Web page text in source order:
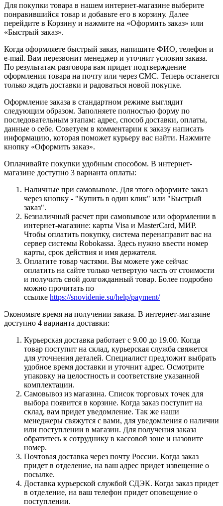
Для покупки товара в нашем интернет-магазине выберите
понравившийся товар и добавьте его в корзину. Далее
перейдите в Корзину и нажмите на «Оформить заказ» или
«Быстрый заказ».
Когда оформляете быстрый заказ, напишите ФИО, телефон и
e-mail. Вам перезвонит менеджер и уточнит условия заказа.
По результатам разговора вам придет подтверждение
оформления товара на почту или через СМС. Теперь останется
только ждать доставки и радоваться новой покупке.
Оформление заказа в стандартном режиме выглядит
следующим образом. Заполняете полностью форму по
последовательным этапам: адрес, способ доставки, оплаты,
данные о себе. Советуем в комментарии к заказу написать
информацию, которая поможет курьеру вас найти. Нажмите
кнопку «Оформить заказ».
Оплачивайте покупки удобным способом. В интернет-
магазине доступно 3 варианта оплаты:
Наличные при самовывозе. Для этого оформите заказ
через кнопку - "Купить в один клик" или "Быстрый
заказ".
Безналичный расчет при самовывозе или оформлении в
интернет-магазине: карты Visa и MasterCard, МИР.
Чтобы оплатить покупку, система перенаправит вас на
сервер системы Robokassa. Здесь нужно ввести номер
карты, срок действия и имя держателя.
Оплатите товар частями. Вы можете уже сейчас
оплатить на сайте только четвертую часть от стоимости
и получить свой долгожданный товар. Более подробно
можно прочитать по
ссылке https://snovidenie.su/help/payment/
Экономьте время на получении заказа. В интернет-магазине
доступно 4 варианта доставки:
Курьерская доставка работает с 9.00 до 19.00. Когда
товар поступит на склад, курьерская служба свяжется
для уточнения деталей. Специалист предложит выбрать
удобное время доставки и уточнит адрес. Осмотрите
упаковку на целостность и соответствие указанной
комплектации.
Самовывоз из магазина. Список торговых точек для
выбора появится в корзине. Когда заказ поступит на
склад, вам придет уведомление. Так же наши
менеджеры свяжутся с вами, для уведомления о наличии
или поступлении в магазин. Для получения заказа
обратитесь к сотруднику в кассовой зоне и назовите
номер.
Почтовая доставка через почту России. Когда заказ
придет в отделение, на ваш адрес придет извещение о
посылке.
Доставка курьерской службой СДЭК. Когда заказ придет
в отделение, на ваш телефон придет оповещение о
поступлении.